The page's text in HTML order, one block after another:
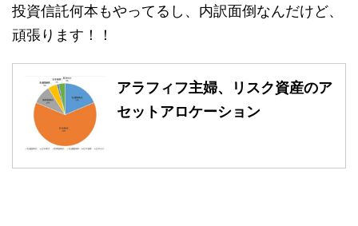
投資信託何本もやってるし、内訳面倒なんだけど、
頑張ります！！
アラフィフ主婦、リスク資産のア
セットアロケーション